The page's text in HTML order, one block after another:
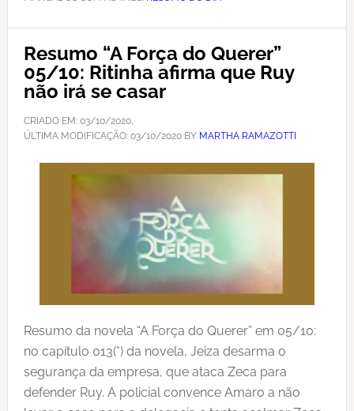
Resumo “A Força do Querer”
05/10: Ritinha afirma que Ruy
não irá se casar
CRIADO EM: 03/10/2020,
ÚLTIMA MODIFICAÇÃO: 03/10/2020BY MARTHA RAMAZOTTI
Resumo da novela “A Força do Querer” em 05/10:
no capítulo 013(*) da novela, Jeiza desarma o
segurança da empresa, que ataca Zeca para
defender Ruy. A policial convence Amaro a não